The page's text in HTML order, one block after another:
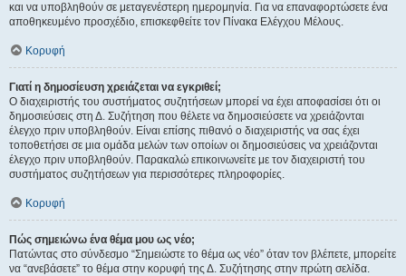
και να υποβληθούν σε μεταγενέστερη ημερομηνία. Για να επαναφορτώσετε ένα
αποθηκευμένο προσχέδιο, επισκεφθείτε τον Πίνακα Ελέγχου Μέλους.
Κορυφή
Γιατί η δημοσίευση χρειάζεται να εγκριθεί;
Ο διαχειριστής του συστήματος συζητήσεων μπορεί να έχει αποφασίσει ότι οι
δημοσιεύσεις στη Δ. Συζήτηση που θέλετε να δημοσιεύσετε να χρειάζονται
έλεγχο πριν υποβληθούν. Είναι επίσης πιθανό ο διαχειριστής να σας έχει
τοποθετήσει σε μια ομάδα μελών των οποίων οι δημοσιεύσεις να χρειάζονται
έλεγχο πριν υποβληθούν. Παρακαλώ επικοινωνείτε με τον διαχειριστή του
συστήματος συζητήσεων για περισσότερες πληροφορίες.
Κορυφή
Πώς σημειώνω ένα θέμα μου ως νέο;
Πατώντας στο σύνδεσμο “Σημειώστε το θέμα ως νέο” όταν τον βλέπετε, μπορείτε
να “ανεβάσετε” το θέμα στην κορυφή της Δ. Συζήτησης στην πρώτη σελίδα.